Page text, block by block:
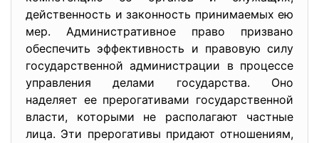
действенность и законность принимаемых ею
мер. Административное право призвано
обеспечить эффективность и правовую силу
государственной администрации в процессе
управления делами государства. Оно
наделяет ее прерогативами государственной
власти, которыми не располагают частные
лица. Эти прерогативы придают отношениям,